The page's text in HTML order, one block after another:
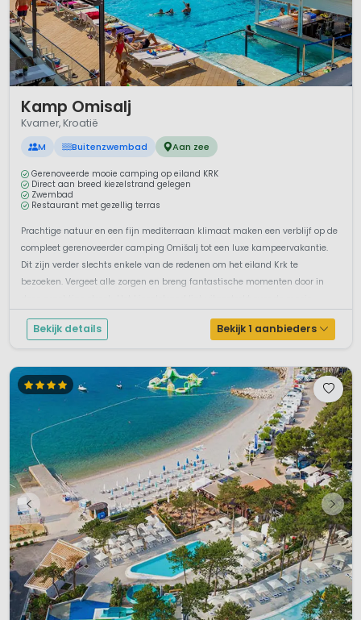
Kamp Omisalj
Kvarner, Kroatië
M Buitenzwembad Aan zee
Gerenoveerde mooie camping op eiland KRK
Direct aan breed kiezelstrand gelegen
Zwembad
Restaurant met gezellig terras
Prachtige natuur en een fijn mediterraan klimaat maken een verblijf op de
compleet gerenoveerder camping Omišalj tot een luxe kampeervakantie.
Dit zijn verder slechts enkele van de redenen om het eiland Krk te
bezoeken. Vergeet alle zorgen en breng fantastische momenten door in
Bekijk details Bekijk 1 aanbieders